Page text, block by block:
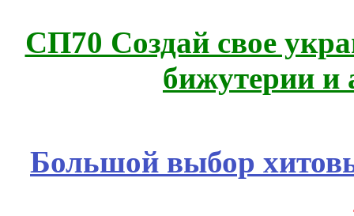
СП70 Создай свое
бижутерии и
Большой выбор